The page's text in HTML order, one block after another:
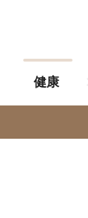
健康